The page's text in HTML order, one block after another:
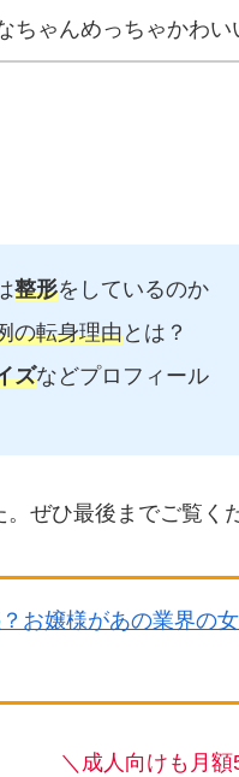
ちゃんめっちゃかわ
整形をしているのか
の転身理由とは？
ズなどプロフィール
ぜひ最後までご覧く
お嬢様があの業界の
＼成人向けも月